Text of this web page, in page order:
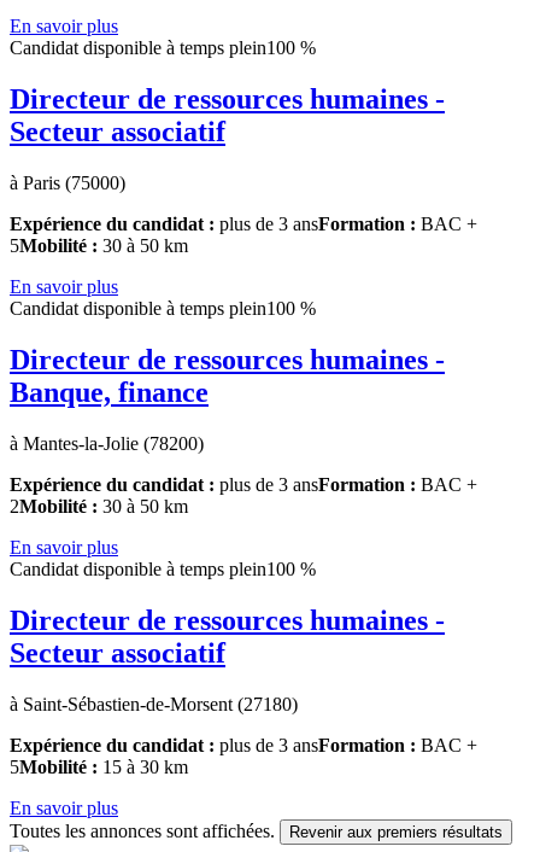
En savoir plus
Candidat disponible à temps plein100 %
Directeur de ressources humaines -
Secteur associatif
à Paris (75000)
Expérience du candidat : plus de 3 ansFormation : BAC +
5Mobilité : 30 à 50 km
En savoir plus
Candidat disponible à temps plein100 %
Directeur de ressources humaines -
Banque, finance
à Mantes-la-Jolie (78200)
Expérience du candidat : plus de 3 ansFormation : BAC +
2Mobilité : 30 à 50 km
En savoir plus
Candidat disponible à temps plein100 %
Directeur de ressources humaines -
Secteur associatif
à Saint-Sébastien-de-Morsent (27180)
Expérience du candidat : plus de 3 ansFormation : BAC +
5Mobilité : 15 à 30 km
En savoir plus
Toutes les annonces sont affichées.
Revenir aux premiers résultats